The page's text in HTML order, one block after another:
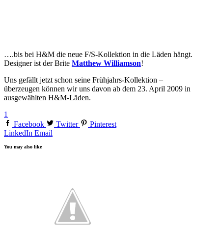
….bis bei H&M die neue F/S-Kollektion in die Läden hängt.
Designer ist der Brite Matthew Williamson!
Uns gefällt jetzt schon seine Frühjahrs-Kollektion –
überzeugen können wir uns davon ab dem 23. April 2009 in
ausgewählten H&M-Läden.
1
Facebook
Twitter
Pinterest
LinkedIn Email
You may also like